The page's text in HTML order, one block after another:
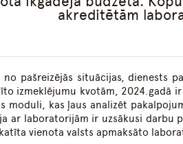
akreditētām
pašreizējās situācijas, dienests
izmeklējumu kvotām, 2024.gadā
moduli, kas ļaus analizēt
ar laboratorijām ir uzsākusi darbu
vienota valsts apmaksāto